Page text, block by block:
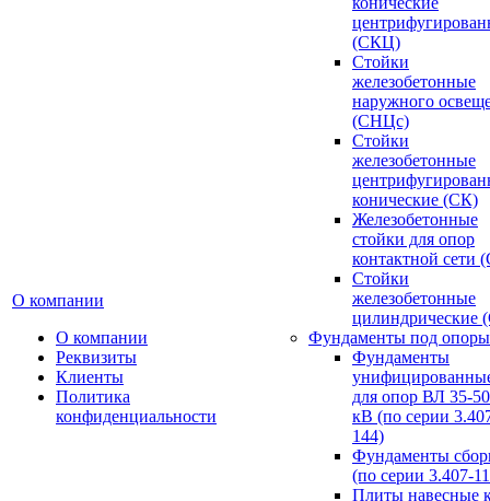
О компании
О компании
Реквизиты
Клиенты
Политика
конфиденциальности
(СКЦ)
Стойки
железобетонные
наружного
(СНЦс)
Стойки
железобетонные
конические (СК)
Железобетонные
стойки для опор
контактной сети
Стойки
железобетонные
цилиндрические
Фундаменты под опоры
Фундаменты
для опор ВЛ 35-
кВ (по серии
144)
Фундаменты
(по серии 3.407-
Плиты навесные